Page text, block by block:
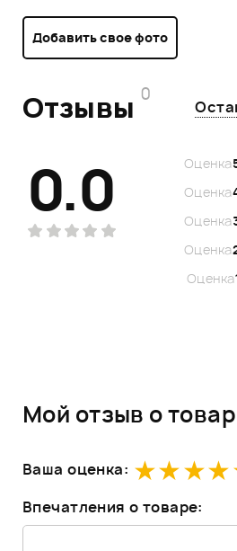
Добавить свое фото
Отзывы 0
0.0 Оценка
Оценка
Оценка
Оценка
Оценка
Мой отзыв о
Ваша оценка:
Впечатления о товаре: